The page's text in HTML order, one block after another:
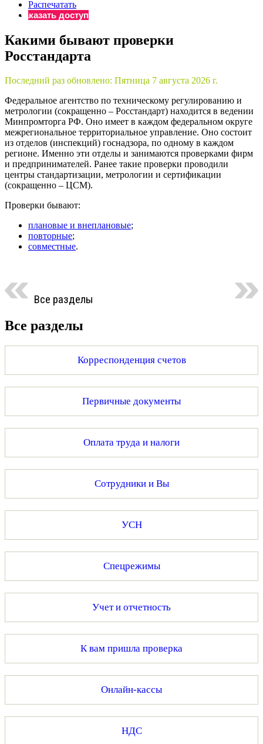
Бератор
Материалы электронного журнала
«Нормативные акты для бухгалтера»
Материалы электронного журнала
«Практическая бухгалтерия»
Просто заполните форму, и мы вышлем вам на почту
Распечатать
Заказать доступ
Какими бывают проверки
Росстандарта
Последний раз обновлено: Пятница 7 августа 2026 г.
Федеральное агентство по техническому регулированию и
метрологии (сокращенно – Росстандарт) находится в ведении
Минпромторга РФ. Оно имеет в каждом федеральном округе
межрегиональное территориальное управление. Оно состоит
из отделов (инспекций) госнадзора, по одному в каждом
регионе. Именно эти отделы и занимаются проверками фирм
и предпринимателей. Ранее такие проверки проводили
центры стандартизации, метрологии и сертификации
(сокращенно – ЦСМ).
Проверки бывают:
плановые и внеплановые;
повторные;
совместные.
Все разделы
Все разделы
Корреспонденция счетов
Первичные документы
Оплата труда и налоги
Сотрудники и Вы
УСН
Спецрежимы
Учет и отчетность
К вам пришла проверка
Онлайн-кассы
НДС